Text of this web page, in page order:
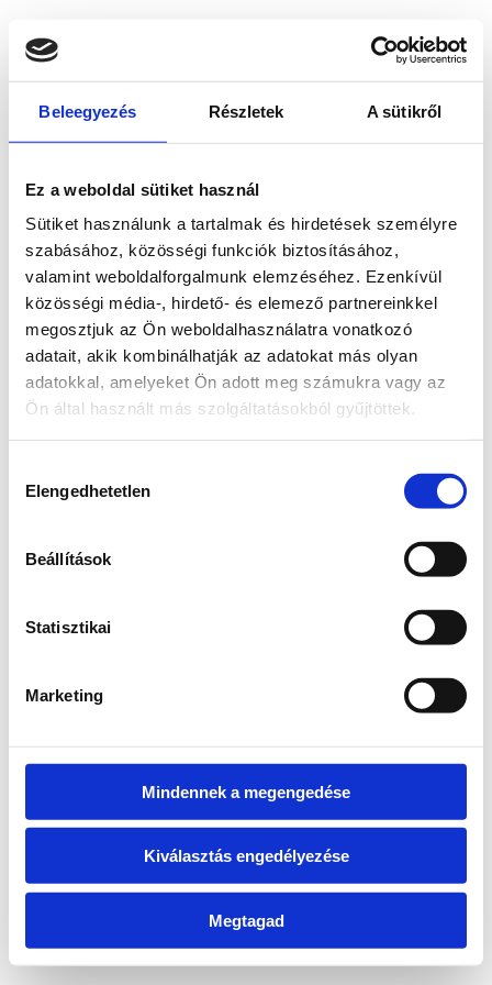
Beleegyezés Részletek A sütikről
Ez a weboldal sütiket használ
Sütiket használunk a tartalmak és hirdetések személyre
szabásához, közösségi funkciók biztosításához,
valamint weboldalforgalmunk elemzéséhez. Ezenkívül
közösségi média-, hirdető- és elemező partnereinkkel
megosztjuk az Ön weboldalhasználatra vonatkozó
adatait, akik kombinálhatják az adatokat más olyan
adatokkal, amelyeket Ön adott meg számukra vagy az
Ön által használt más szolgáltatásokból gyűjtöttek.
kiválasztása
Elengedhetetlen
Beállítások
Statisztikai
Marketing
Mindennek a megengedése
Kiválasztás engedélyezése
Megtagad
loadingwww.bicapp.hu
(see the browser console for more